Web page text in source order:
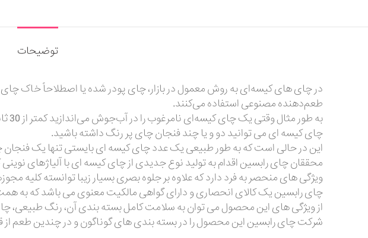
توضیحات
در چای های کیسه‌ای به روش معمول در بازار، چای پودر شده یا اصطلاحاً خاک چای
طعم‌دهنده مصنوعی استفاده می‌کنند.
چای کیسه ای می توانید دو و یا چند فنجان چای پر رنگ داشته باشید.
این در حالی است که به طور طبیعی یک عدد چای کیسه ای بایستی تنها یک فنجان
محققان چای رابسین اقدام به تولید نوع جدیدی از چای کیسه ای با آلیاژهای
ویژگی های منحصر به فرد دارد که علاوه بر جلوه بصری بسیار زیبا توانسته کلیه
چای رابسین یک کالای انحصاری و دارای گواهی مالکیت معنوی می باشد که به
از ویژگی های این محصول می توان به سلامت کامل بسته بندی آن، رنگ
شرکت چای رابسین این محصول را در بسته بندی های گوناگون و در چندین طعم